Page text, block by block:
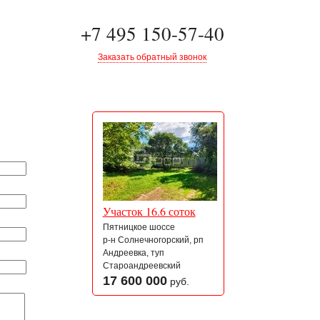
+7 495 150-57-40
Заказать обратный звонок
Участок 16.6 соток
Пятницкое шоссе
р-н Солнечногорский, рп
Андреевка, туп
Староандреевский
17 600 000руб.